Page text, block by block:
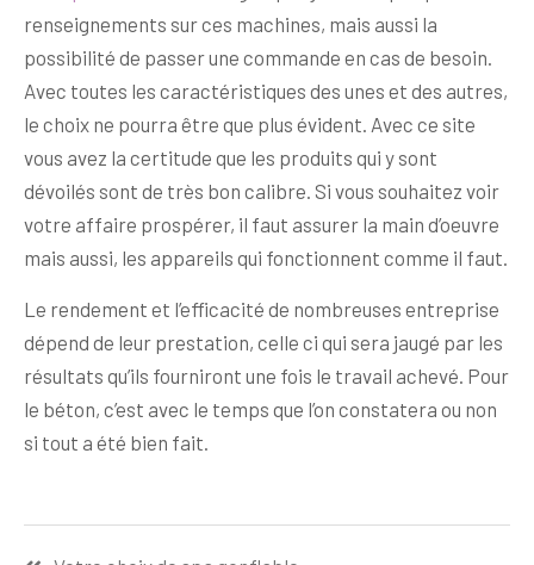
renseignements sur ces machines, mais aussi la
possibilité de passer une commande en cas de besoin.
Avec toutes les caractéristiques des unes et des autres,
le choix ne pourra être que plus évident. Avec ce site
vous avez la certitude que les produits qui y sont
dévoilés sont de très bon calibre. Si vous souhaitez voir
votre affaire prospérer, il faut assurer la main d’oeuvre
mais aussi, les appareils qui fonctionnent comme il faut.
Le rendement et l’efficacité de nombreuses entreprise
dépend de leur prestation, celle ci qui sera jaugé par les
résultats qu’ils fourniront une fois le travail achevé. Pour
le béton, c’est avec le temps que l’on constatera ou non
si tout a été bien fait.